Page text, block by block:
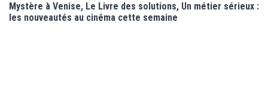
Mystère à Venise, Le Livre des solutions, Un métier sérieux :
les nouveautés au cinéma cette semaine